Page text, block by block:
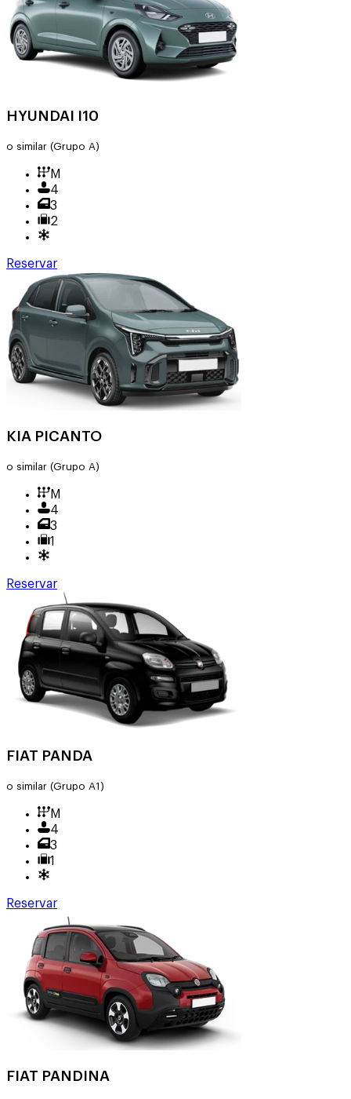
HYUNDAI I10
o similar (Grupo A)
M
4
3
2
Reservar
KIA PICANTO
o similar (Grupo A)
M
4
3
1
Reservar
FIAT PANDA
o similar (Grupo A1)
M
4
3
1
Reservar
FIAT PANDINA